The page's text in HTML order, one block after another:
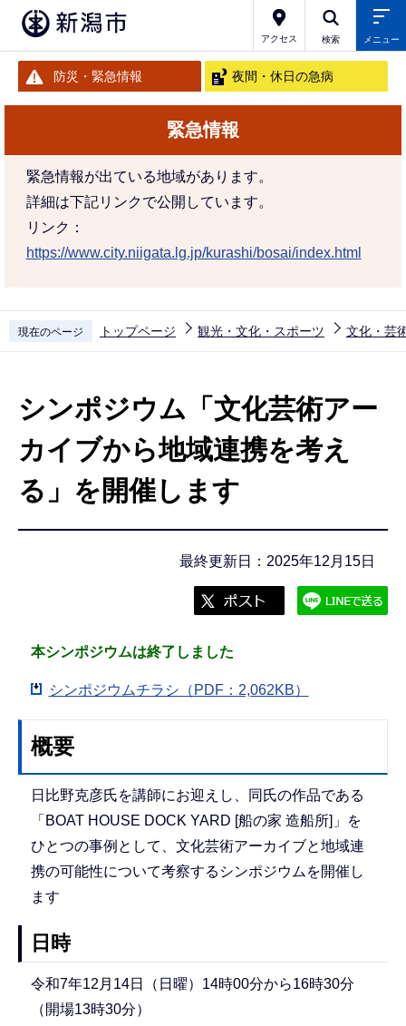
アクセス 検索 メニュー
防災・緊急情報 夜間・休日の急病
緊急情報
緊急情報が出ている地域があります。
詳細は下記リンクで公開しています。
リンク：
https://www.city.niigata.lg.jp/kurashi/bosai/index.html
現在のページ トップページ 観光・文化・スポーツ 文化・芸
シンポジウム「文化芸術アー
カイブから地域連携を考え
る」を開催します
最終更新日：2025年12月15日
本シンポジウムは終了しました
シンポジウムチラシ（PDF：2,062KB）
概要
日比野克彦氏を講師にお迎えし、同氏の作品である
「BOAT HOUSE DOCK YARD [船の家 造船所]」を
ひとつの事例として、文化芸術アーカイブと地域連
携の可能性について考察するシンポジウムを開催し
ます
日時
令和7年12月14日（日曜）14時00分から16時30分
（開場13時30分）